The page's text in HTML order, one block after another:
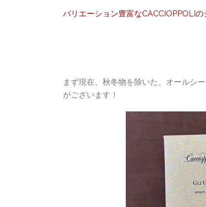
バリエーション豊富なCACCIOPPOLI
まず現在、秋冬物を除いた、オールシ
がございます！